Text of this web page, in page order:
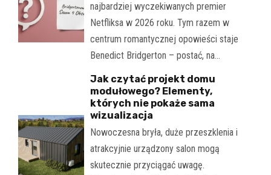
najbardziej wyczekiwanych premier
Netfliksa w 2026 roku. Tym razem w
centrum romantycznej opowieści staje
Benedict Bridgerton – postać, na…
Jak czytać projekt domu
modułowego? Elementy,
których nie pokaże sama
wizualizacja
Nowoczesna bryła, duże przeszklenia i
atrakcyjnie urządzony salon mogą
skutecznie przyciągać uwagę.